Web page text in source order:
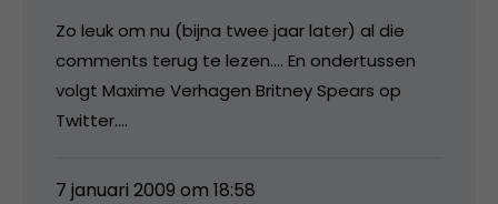
Zo leuk om nu (bijna twee jaar later) al die
comments terug te lezen…. En ondertussen
volgt Maxime Verhagen Britney Spears op
Twitter….
7 januari 2009 om 18:58